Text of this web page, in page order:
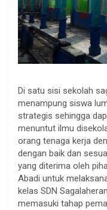
Di satu sisi sekolah
menampung siswa
strategis sehingga
menuntut ilmu
orang tenaga kerja
dengan baik dan
yang diterima oleh
Abadi untuk
kelas SDN
memasuki tahap